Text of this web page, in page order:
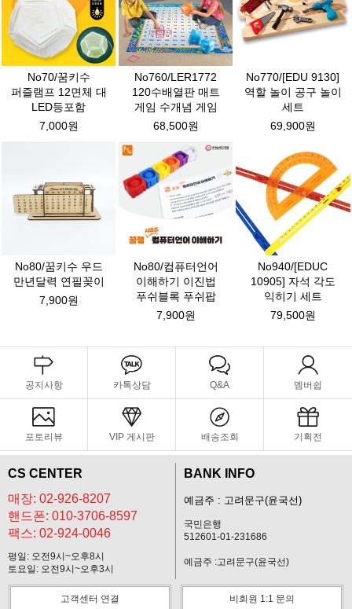
No70/꿈키수
퍼즐램프 12면체 대
LED등포함
7,000원
No760/LER1772
120수배열판 매트
게임 수개념 게임
68,500원
No770/[EDU 9130]
역할 놀이 공구 놀이
세트
69,900원
No80/꿈키수 우드
만년달력 연필꽂이
7,900원
No80/컴퓨터언어
이해하기 이진법
푸쉬블록 푸쉬팝
7,900원
No940/[EDUC
10905] 자석 각도
익히기 세트
79,500원
공지사항 카톡상담 Q&A 멤버쉽
포토리뷰 VIP 게시판 배송조회 기획전
CS CENTER
매장: 02-926-8207
핸드폰: 010-3706-8597
팩스: 02-924-0046
평일: 오전9시~오후8시
토요일: 오전9시~오후3시
BANK INFO
예금주 : 고려문구(윤국선)
국민은행
512601-01-231686
예금주 :고려문구(윤국선)
고객센터 연결 비회원 1:1 문의